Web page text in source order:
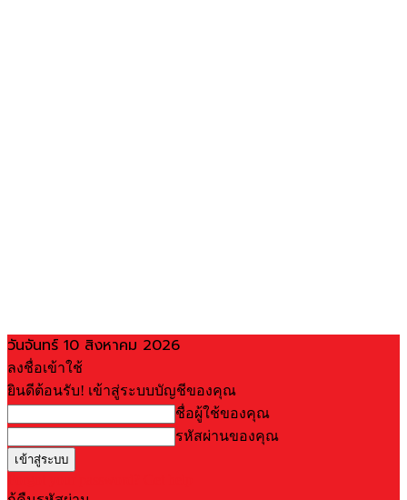
วันจันทร์ 10 สิงหาคม 2026
ลงชื่อเข้าใช้
ยินดีต้อนรับ! เข้าสู่ระบบบัญชีของคุณ
ชื่อผู้ใช้ของคุณ
รหัสผ่านของคุณ